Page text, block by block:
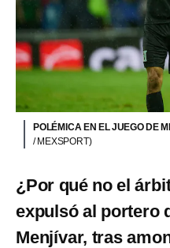
POLÉMICA EN EL JUEGO DE
/ MEXSPORT)
¿Por qué no el
expulsó al portero
Menjívar, tras